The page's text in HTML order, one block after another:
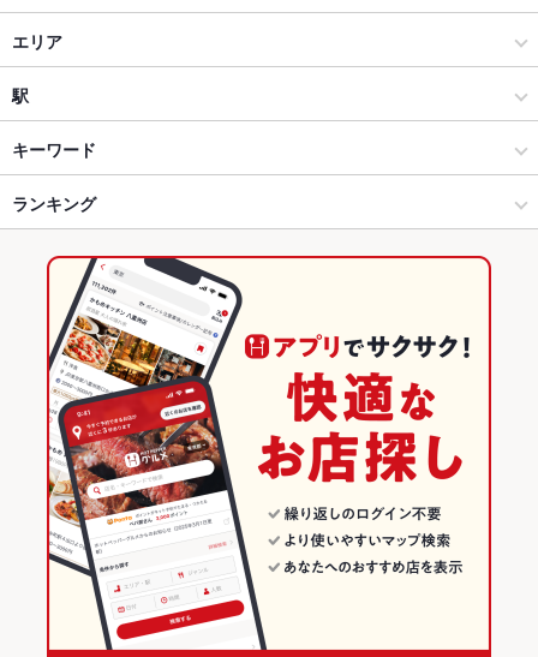
久鐵あらたま店
駅前イタリア食堂 CIN CIN
イタリアン・フレンチ
イタリアン
愛知県その他 × イタリアン・フレンチ
愛知県その他 × イタリアン
南加木屋駅 × イタリアン・フレンチ
南加木屋駅 × イタリアン
エリア
東海市
東海市 × イタリアン・フレンチ
東海市 × イタリアン
愛知 × イタリアン・フレンチ
愛知 × イタリアン
駅
太田川駅
高横須賀駅
南加木屋駅
キーワード
からあげ
ランキング
愛知のグルメランキング
愛知のイタリアン・フレンチランキング
愛知のイタリアンランキング
愛知県その他のグルメランキング
愛知県その他のイタリアン・フレンチランキング
愛知県その他のイタリアンランキング
東海市のグルメランキング